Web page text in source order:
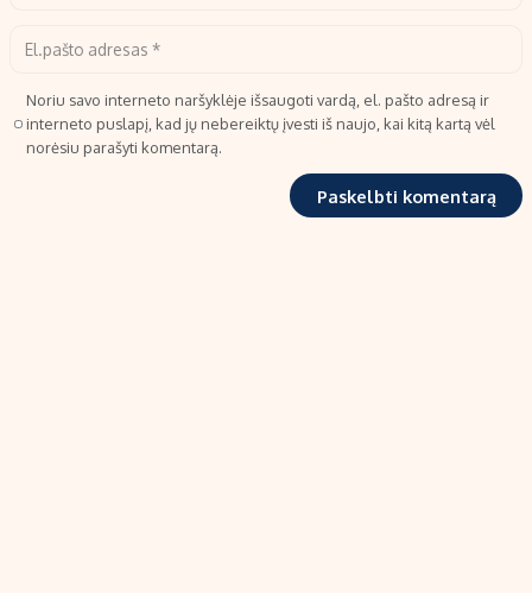
Noriu savo interneto naršyklėje išsaugoti vardą, el. pašto adresą ir
interneto puslapį, kad jų nebereiktų įvesti iš naujo, kai kitą kartą vėl
norėsiu parašyti komentarą.